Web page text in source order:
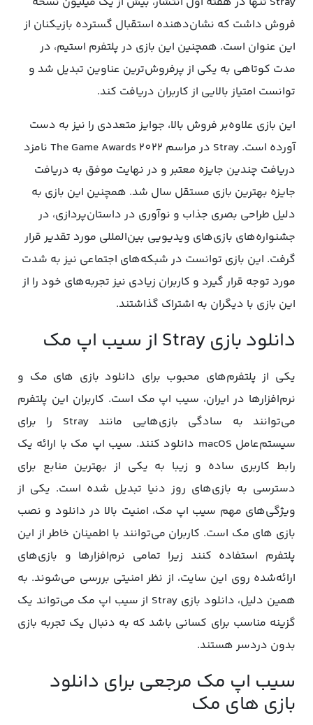
فروش داشت که نشان‌دهنده استقبال گسترده بازیکنان از
این عنوان است. همچنین این بازی در پلتفرم استیم، در
مدت کوتاهی به یکی از پرفروش‌ترین عناوین تبدیل شد و
توانست امتیاز بالایی از کاربران دریافت کند.
این بازی علاوه‌بر فروش بالا، جوایز متعددی را نیز به دست
آورده است. Stray در مراسم The Game Awards 2022 نامزد
دریافت چندین جایزه معتبر و در نهایت موفق به دریافت
جایزه بهترین بازی مستقل سال شد. همچنین این بازی به
دلیل طراحی بصری جذاب و نوآوری در داستان‌پردازی، در
جشنواره‌های بازی‌های ویدیویی بین‌المللی مورد تقدیر قرار
گرفت. این بازی توانست در شبکه‌های اجتماعی نیز به شدت
مورد توجه قرار گیرد و کاربران زیادی نیز تجربه‌های خود را از
این بازی با دیگران به اشتراک گذاشتند.
دانلود بازی Stray از سیب اپ مک
یکی از پلتفرم‌های محبوب برای دانلود بازی های مک و
نرم‌افزارها در ایران، سیب اپ مک است. کاربران این پلتفرم
می‌توانند به سادگی بازی‌هایی مانند Stray را برای
سیستم‌عامل macOS دانلود کنند. سیب اپ مک با ارائه‌ یک
رابط کاربری ساده و زیبا به یکی از بهترین منابع برای
دسترسی به بازی‌های روز دنیا تبدیل شده است. یکی از
ویژگی‌های مهم سیب اپ مک، امنیت بالا در دانلود و نصب
بازی های مک است. کاربران می‌توانند با اطمینان خاطر از این
پلتفرم استفاده کنند زیرا تمامی نرم‌افزارها و بازی‌های
ارائه‌شده روی این سایت، از نظر امنیتی بررسی می‌شوند. به
همین دلیل، دانلود بازی Stray از سیب اپ مک می‌تواند یک
گزینه مناسب برای کسانی باشد که به دنبال یک تجربه بازی
بدون دردسر هستند.
سیب اپ مک مرجعی برای دانلود
بازی های مک